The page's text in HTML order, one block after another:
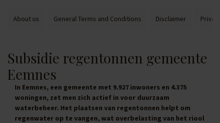
About us General Terms and Conditions Disclaimer
Subsidie regentonnen gemeente
Eemnes
In Eemnes, een gemeente met 9.927 inwoners en 4.375
woningen, zet men zich actief in voor duurzaam
waterbeheer. Het plaatsen van regentonnen helpt om
regenwater op te vangen, wat overbelasting van het riool